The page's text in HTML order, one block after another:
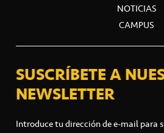
NOTICIAS
CAMPUS
SUSCRÍBETE A
NEWSLETTER
Introduce tu dirección de e-mail para